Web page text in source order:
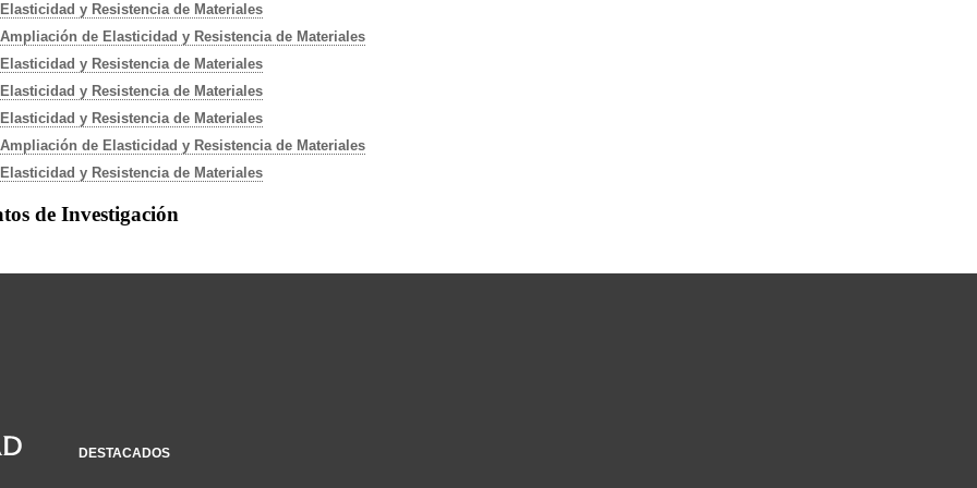
Elasticidad y Resistencia de Materiales
Ampliación de Elasticidad y Resistencia de Materiales
Elasticidad y Resistencia de Materiales
Elasticidad y Resistencia de Materiales
Elasticidad y Resistencia de Materiales
Ampliación de Elasticidad y Resistencia de Materiales
Elasticidad y Resistencia de Materiales
de Investigación
DESTACADOS